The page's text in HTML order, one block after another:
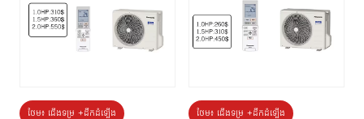
ថែម៖ ជើងទម្រ +ដឹកដំឡើង ថែម៖ ជើងទម្រ +ដឹកដំឡើង